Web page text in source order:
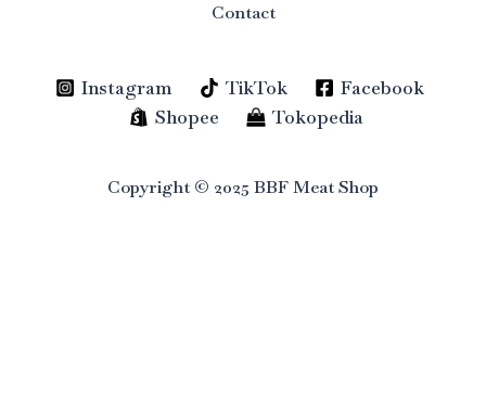
Contact
Instagram TikTok
Facebook
Shopee
Tokopedia
Copyright © 2025 BBF Meat Shop